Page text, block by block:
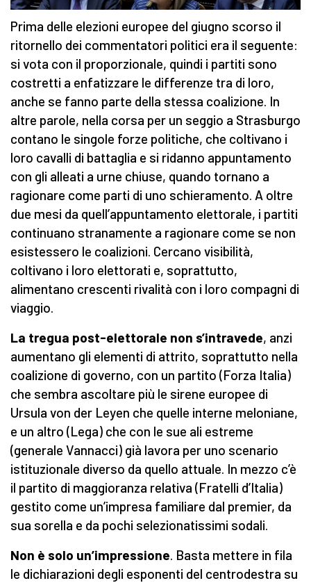
Prima delle elezioni europee del giugno scorso il
ritornello dei commentatori politici era il seguente:
si vota con il proporzionale, quindi i partiti sono
costretti a enfatizzare le differenze tra di loro,
anche se fanno parte della stessa coalizione. In
altre parole, nella corsa per un seggio a Strasburgo
contano le singole forze politiche, che coltivano i
loro cavalli di battaglia e si ridanno appuntamento
con gli alleati a urne chiuse, quando tornano a
ragionare come parti di uno schieramento. A oltre
due mesi da quell’appuntamento elettorale, i partiti
continuano stranamente a ragionare come se non
esistessero le coalizioni. Cercano visibilità,
coltivano i loro elettorati e, soprattutto,
alimentano crescenti rivalità con i loro compagni di
viaggio.
La tregua post-elettorale non s’intravede, anzi
aumentano gli elementi di attrito, soprattutto nella
coalizione di governo, con un partito (Forza Italia)
che sembra ascoltare più le sirene europee di
Ursula von der Leyen che quelle interne meloniane,
e un altro (Lega) che con le sue ali estreme
(generale Vannacci) già lavora per uno scenario
istituzionale diverso da quello attuale. In mezzo c’è
il partito di maggioranza relativa (Fratelli d’Italia)
gestito come un’impresa familiare dal premier, da
sua sorella e da pochi selezionatissimi sodali.
Non è solo un’impressione. Basta mettere in fila
le dichiarazioni degli esponenti del centrodestra su